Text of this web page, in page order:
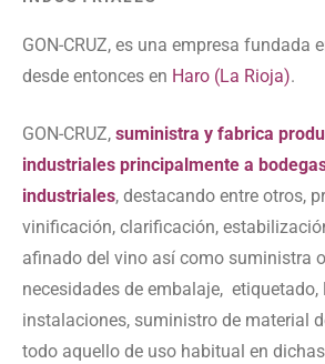
GON-CRUZ, es una empresa fundada
desde entonces en Haro (La Rioja).
GON-CRUZ, suministra y fabrica
industriales principalmente a
industriales, destacando entre otros,
vinificación, clarificación,
afinado del vino así como suministra
necesidades de embalaje,
instalaciones, suministro de material
todo aquello de uso habitual en